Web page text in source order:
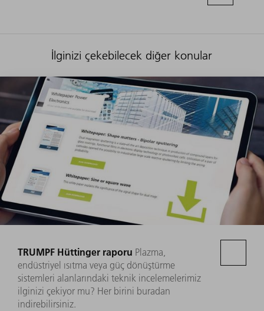
İlginizi çekebilecek diğer konular
TRUMPF Hüttinger raporu Plazma,
endüstriyel ısıtma veya güç dönüştürme
sistemleri alanlarındaki teknik incelemelerimiz
ilginizi çekiyor mu? Her birini buradan
indirebilirsiniz.